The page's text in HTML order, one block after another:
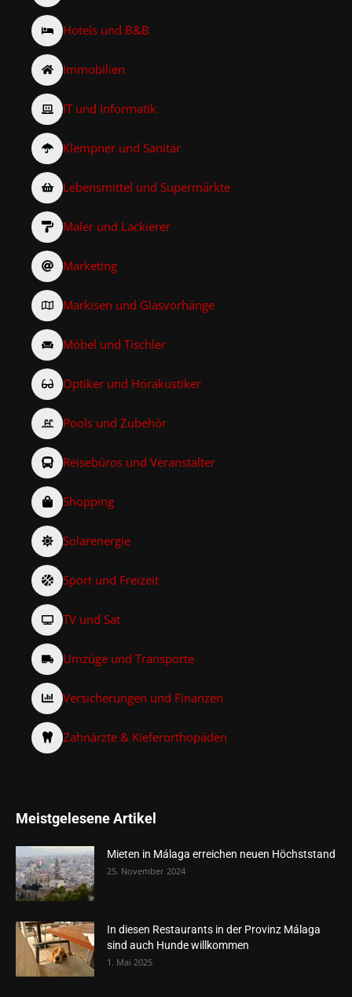
Hotels und B&B
Immobilien
IT und Informatik
Klempner und Sanitär
Lebensmittel und Supermärkte
Maler und Lackierer
Marketing
Markisen und Glasvorhänge
Möbel und Tischler
Optiker und Hörakustiker
Pools und Zubehör
Reisebüros und Veranstalter
Shopping
Solarenergie
Sport und Freizeit
TV und Sat
Umzüge und Transporte
Versicherungen und Finanzen
Zahnärzte & Kieferorthopäden
Meistgelesene Artikel
Mieten in Málaga erreichen neuen Höchststand
25. November 2024
In diesen Restaurants in der Provinz Málaga
sind auch Hunde willkommen
1. Mai 2025